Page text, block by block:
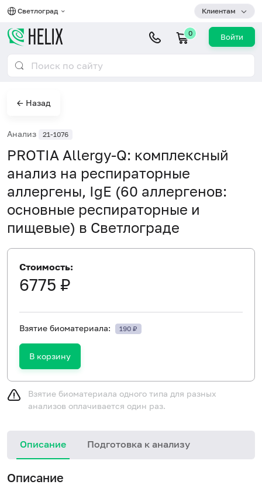
Светлоград Клиентам
0 Войти
← Назад
Анализ 21-1076
PROTIA Allergy-Q: комплексный
анализ на респираторные
аллергены, IgE (60 аллергенов:
основные респираторные и
пищевые) в Светлограде
Стоимость:
6775 ₽
Взятие биоматериала: 190 ₽
В корзину
Взятие биоматериала одного типа для разных
анализов оплачивается один раз.
Описание Подготовка к анализу
Описание